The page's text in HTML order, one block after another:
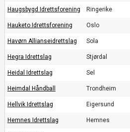
Haugsbygd Idrettsforening Ringerike
Hauketo Idrettsforening Oslo
Havørn Allianseidrettslag Sola
Hegra Idrettslag Stjørdal
Heidal Idrettslag Sel
Heimdal Håndball Trondheim
Hellvik Idrettslag Eigersund
Hemnes Idrettslag Hemnes